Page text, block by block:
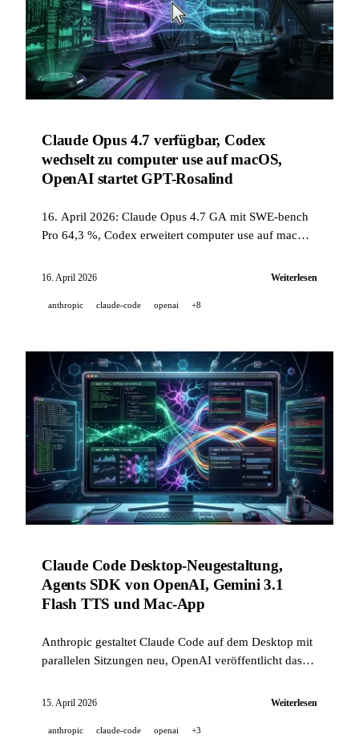
Claude Opus 4.7 verfügbar, Codex
wechselt zu computer use auf macOS,
OpenAI startet GPT-Rosalind
16. April 2026: Claude Opus 4.7 GA mit SWE-bench
Pro 64,3 %, Codex erweitert computer use auf macOS,
integriert Nano Banana 2 in Google Photos, Perplexity
16. April 2026 Weiterlesen
anthropic claude-code openai +8
Claude Code Desktop-Neugestaltung,
Agents SDK von OpenAI, Gemini 3.1
Flash TTS und Mac-App
Anthropic gestaltet Claude Code auf dem Desktop mit
parallelen Sitzungen neu, OpenAI veröffentlicht das
bringt Gemini 3.1 Flash TTS und seine macOS-
15. April 2026 Weiterlesen
anthropic claude-code openai +3